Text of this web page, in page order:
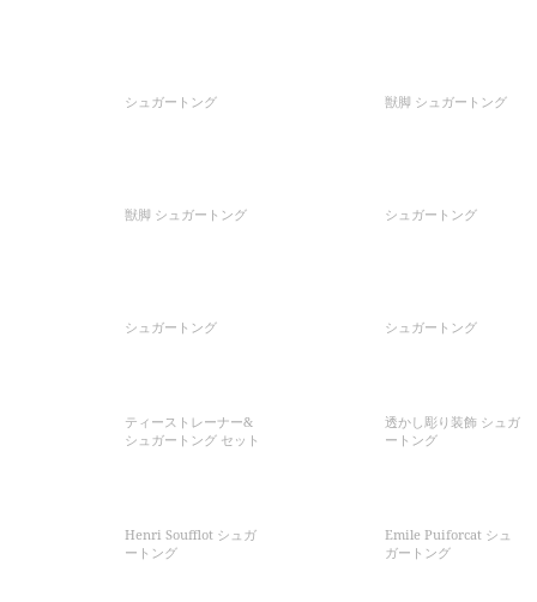
シュガートング 獣脚 シュガートング
獣脚 シュガートング シュガートング
シュガートング シュガートング
ティーストレーナー&
シュガートング セット
透かし彫り装飾 シュガ
ートング
Henri Soufflot シュガ
ートング
Emile Puiforcat シュ
ガートング